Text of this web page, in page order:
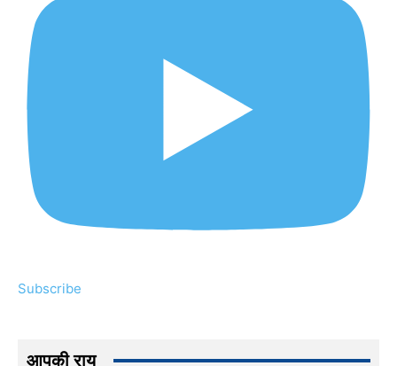
Subscribe
आपकी राय